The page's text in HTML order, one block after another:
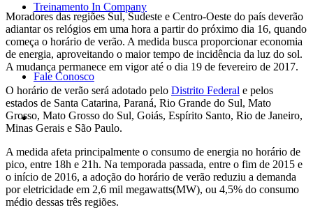
Treinamento In Company
Fale Conosco
Moradores das regiões Sul, Sudeste e Centro-Oeste do país deverão
adiantar os relógios em uma hora a partir do próximo dia 16, quando
começa o horário de verão. A medida busca proporcionar economia
de energia, aproveitando o maior tempo de incidência da luz do sol.
A mudança permanece em vigor até o dia 19 de fevereiro de 2017.
O horário de verão será adotado pelo Distrito Federal e pelos
estados de Santa Catarina, Paraná, Rio Grande do Sul, Mato
Grosso, Mato Grosso do Sul, Goiás, Espírito Santo, Rio de Janeiro,
Minas Gerais e São Paulo.
A medida afeta principalmente o consumo de energia no horário de
pico, entre 18h e 21h. Na temporada passada, entre o fim de 2015 e
o início de 2016, a adoção do horário de verão reduziu a demanda
por eletricidade em 2,6 mil megawatts(MW), ou 4,5% do consumo
médio dessas três regiões.